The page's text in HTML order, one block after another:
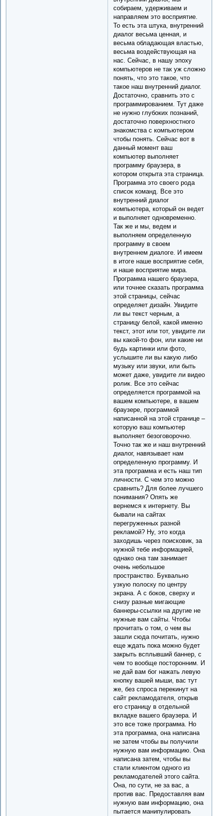
собираем, удерживаем и
направляем это восприятие.
То есть эта штука, внутренний
диалог весьма ценная, и
весьма обладающая властью,
весьма воздействующая на
нас. Сейчас, в нашу эпоху
компьютеров не так уж сложно
понять, что это такое, что
такое наш внутренний диалог.
Достаточно, сравнить это с
программированием. Тут даже
не нужно глубоких познаний,
достаточно поверхностного
знакомства с компьютером
чтобы понять. Сейчас вот в
данный момент ваш
компьютер выполняет
программу браузера, в
котором открыта эта страница.
Программа это своего рода
список команд. Все это
внутренний диалог
компьютера, который он ведет
и выполняет одновременно.
Так же и мы, ведем и
выполняем определенную
программу в своем
внутреннем диалоге. И имеем
в итоге наше восприятие себя,
и наше восприятие мира.
Программа нашего браузера,
или точнее сказать программа
этой страницы, сейчас
определяет дизайн. Увидите
ли вы текст черным, а
страницу белой, какой именно
текст, этот или тот, увидите ли
вы какой-то фон, или какие ни
будь картинки или фото,
услышите ли вы какую либо
музыку или звуки, или быть
может даже, увидите ли видео
ролик. Все это сейчас
определяется программой на
вашем компьютере, в вашем
браузере, программой
написанной на этой странице –
которую ваш компьютер
выполняет безоговорочно.
Точно так же и наш внутренний
диалог, навязывает нам
определенную программу. И
эта программа и есть наш тип
личности. С чем это можно
сравнить? Для более лучшего
понимания? Опять же
вернемся к интернету. Вы
бывали на сайтах
перегруженных разной
рекламой? Ну, это когда
заходишь через поисковик, за
нужной тебе информацией,
однако она там занимает
очень небольшое
пространство. Буквально
узкую полоску по центру
экрана. А с боков, сверху и
снизу разные мигающие
баннеры-ссылки на другие не
нужные вам сайты. Чтобы
прочитать о том, о чем вы
зашли сюда почитать, нужно
еще ждать пока можно будет
закрыть всплывший баннер, с
чем то вообще посторонним. И
не дай вам бог нажать левую
кнопку вашей мыши, вас тут
же, без спроса перекинут на
сайт рекламодателя, открыв
его страницу в отдельной
вкладке вашего браузера. И
это все тоже программа. Но
эта программа, она написана
не затем чтобы вы получили
нужную вам информацию. Она
написана затем, чтобы вы
стали клиентом одного из
рекламодателей этого сайта.
Она, по сути, не за вас, а
против вас. Предоставляя вам
нужную вам информацию, она
пытается манипулировать